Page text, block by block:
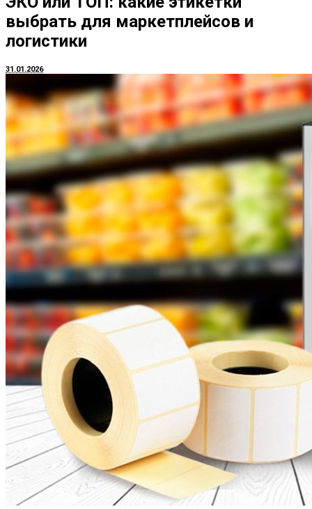
выбрать для маркетплейсов и
логистики
31.01.2026